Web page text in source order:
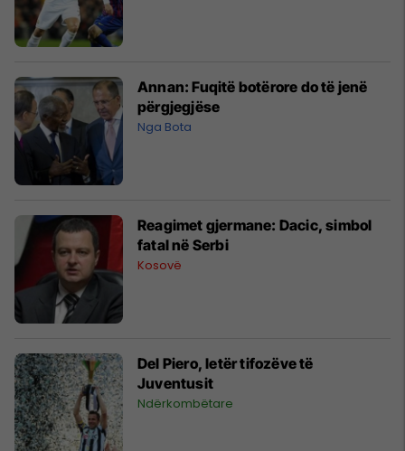
Annan: Fuqitë botërore do të jenë
përgjegjëse
Nga Bota
Reagimet gjermane: Dacic, simbol
fatal në Serbi
Kosovë
Del Piero, letër tifozëve të
Juventusit
Ndërkombëtare